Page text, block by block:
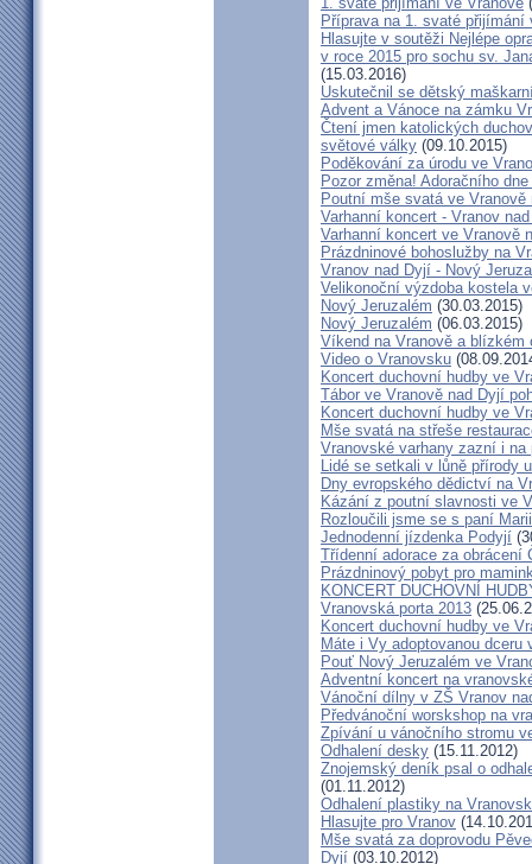
Příprava na 1. svaté přijímání
Hlasujte v soutěži Nejlépe
v roce 2015 pro sochu sv.
(15.03.2016)
Uskutečnil se dětský
Advent a Vánoce na zámku
Čtení jmen katolických
světové války (09.10.2015)
Poděkování za úrodu ve
Pozor změna! Adoračního
Poutní mše svatá ve Vranově
Varhanní koncert - Vranov
Varhanní koncert ve Vranově
Prázdninové bohoslužby na
Vranov nad Dyjí - Nový
Velikonoční výzdoba kostela
Nový Jeruzalém (30.03.2015)
Nový Jeruzalém (06.03.2015)
Víkend na Vranově a blízkém
Video o Vranovsku
Koncert duchovní hudby ve
Tábor ve Vranově nad Dyjí
Koncert duchovní hudby ve
Mše svatá na střeše
Vranovské varhany zazní i
Lidé se setkali v lůně přírody
Dny evropského dědictví na
Kázání z poutní slavnosti ve
Rozloučili jsme se s paní
Jednodenní jízdenka Podyjí
Třídenní adorace za obrácení
Prázdninový pobyt pro
KONCERT DUCHOVNÍ
Vranovská porta 2013
Koncert duchovní hudby ve
Máte i Vy adoptovanou dceru
Pouť Nový Jeruzalém ve
Adventní koncert na
Vánoční dílny v ZŠ Vranov
Předvánoční worskshop na
Zpívání u vánočního stromu
Odhalení desky (15.11.2012)
Znojemský deník psal o
(01.11.2012)
Odhalení plastiky na
Hlasujte pro Vranov
Mše svatá za doprovodu
Dyjí (03.10.2012)